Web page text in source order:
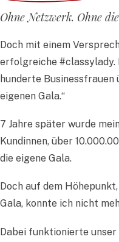
Ohne Netzwerk. Ohne
Doch mit einem
erfolgreiche
hunderte
eigenen Gala.“
7 Jahre später wurde
Kundinnen, über
die eigene Gala.
Doch auf dem
Gala, konnte ich nicht
Dabei funktionierte unser